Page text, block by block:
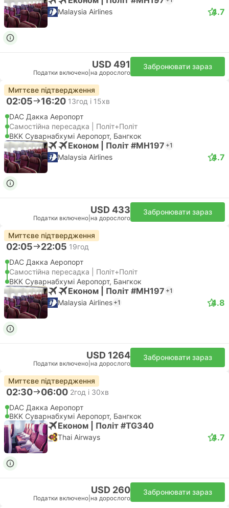
Malaysia Airlines 4.7
USD 491
Податки включено на дорослого
Забронювати зараз
Миттєве підтвердження
02:05 16:20 13год і 15хв
DAC Дакка Аеропорт
Самостійна пересадка | Політ+Політ
BKK Суварнабхумі Аеропорт, Бангкок
Економ | Політ #MH197 +1
Malaysia Airlines 4.7
USD 433
Податки включено на дорослого
Забронювати зараз
Миттєве підтвердження
02:05 22:05 19год
DAC Дакка Аеропорт
Самостійна пересадка | Політ+Політ
BKK Суварнабхумі Аеропорт, Бангкок
Економ | Політ #MH197 +1
Malaysia Airlines +1 4.8
USD 1264
Податки включено на дорослого
Забронювати зараз
Миттєве підтвердження
02:30 06:00 2год і 30хв
DAC Дакка Аеропорт
BKK Суварнабхумі Аеропорт, Бангкок
Економ | Політ #TG340
Thai Airways 4.7
USD 260
Податки включено на дорослого
Забронювати зараз